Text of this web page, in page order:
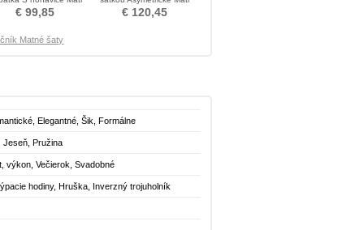
neveste obleko
€ 99,85
neveste obleko
€ 120,45
Matné šaty
Elegantné, Šik, Formálne
Jeseň, Pružina
výkon, Večierok, Svadobné
hodiny, Hruška, Inverzný trojuholník